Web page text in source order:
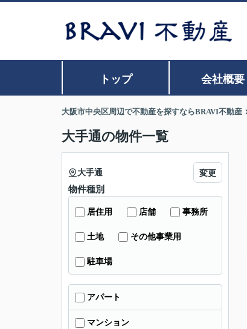
トップ 会社概要
大阪市中央区周辺で不動産を探すならBRAVI不動産
大手通の物件一覧
大手通 変更
物件種別
居住用 店舗 事務所
土地 その他事業用
駐車場
アパート
マンション